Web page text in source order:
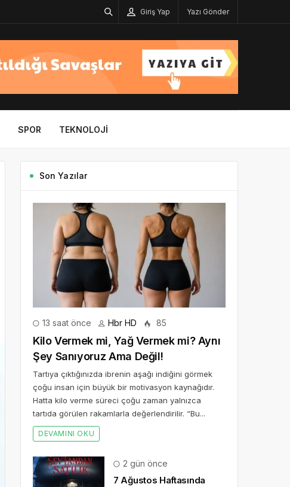
Giriş Yap Yazı Gönder
SPOR TEKNOLOJI
Son Yazılar
13 saat önce Hbr HD 85
Kilo Vermek mi, Yağ Vermek mi? Aynı
Şey Sanıyoruz Ama Değil!
Tartıya çıktığınızda ibrenin aşağı indiğini görmek
çoğu insan için büyük bir motivasyon kaynağıdır.
Hatta kilo verme süreci çoğu zaman yalnızca
tartıda görülen rakamlarla değerlendirilir. “Bu...
DEVAMINI OKU
2 gün önce
7 Ağustos Haftasında